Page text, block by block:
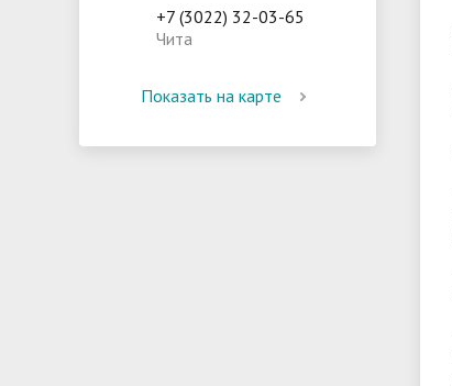
+7 (3022) 32-03-65
Чита
Показать на карте